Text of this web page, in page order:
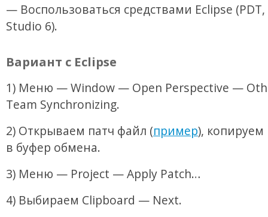
— Воспользоваться средствами Eclipse
Studio 6).
Вариант с Eclipse
1) Меню — Window — Open Perspective —
Team Synchronizing.
2) Открываем патч файл (пример), копируем
в буфер обмена.
3) Меню — Project — Apply Patch…
4) Выбираем Clipboard — Next.